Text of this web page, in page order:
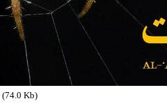
(74.0 Kb)